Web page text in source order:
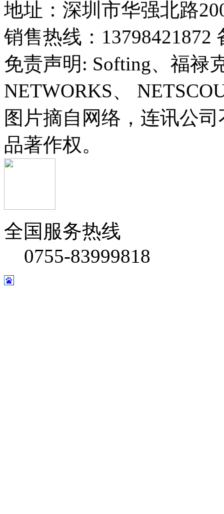
地址：深圳市华强北路
销售热线：13798421872
免责声明: Softing、福禄
NETWORKS、
图片摘自网络，连讯公
品著作权。
全国服务热线
0755-83999818